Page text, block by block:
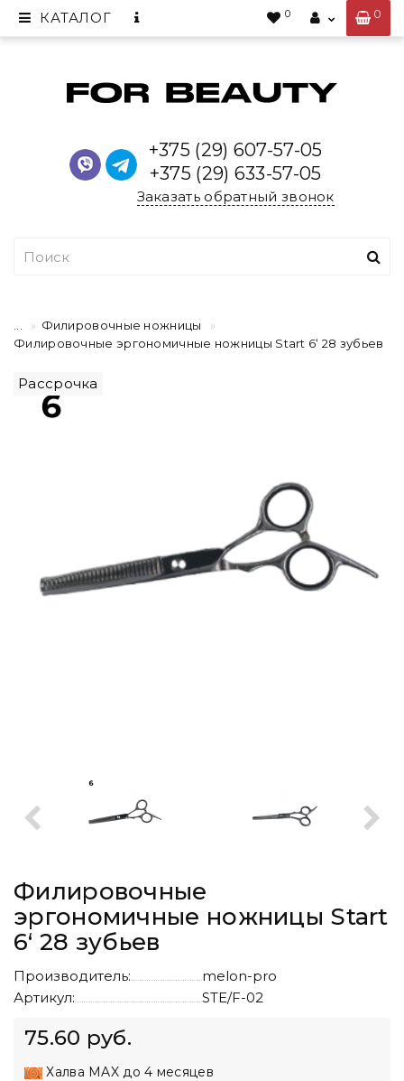
0
КАТАЛОГ 0
+375 (29) 607-57-05
+375 (29) 633-57-05
Заказать обратный звонок
Филировочные ножницы
Филировочные эргономичные ножницы Start 6‘ 28 зубьев
Рассрочка
Филировочные
эргономичные ножницы Start
6‘ 28 зубьев
Производитель:
melon-pro
Артикул:
STE/F-02
75.60 руб.
Халва MAX до 4 месяцев